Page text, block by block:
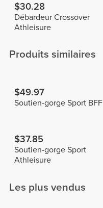
$30.28
Débardeur Crossover
Athleisure
Produits similaires
$49.97
Soutien-gorge Sport BFF
$37.85
Soutien-gorge Sport
Athleisure
Les plus vendus